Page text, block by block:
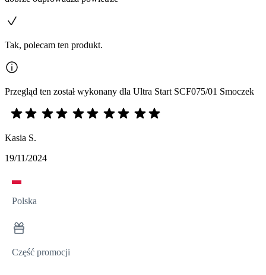
Tak, polecam ten produkt.
Przegląd ten został wykonany dla Ultra Start SCF075/01 Smoczek
Kasia S.
19/11/2024
Polska
Część promocji